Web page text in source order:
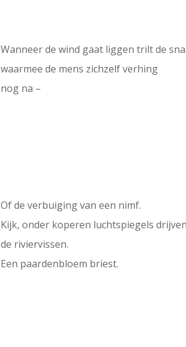
Wanneer de wind gaat liggen trilt de
waarmee de mens zichzelf verhing
nog na –
Of de verbuiging van een nimf.
Kijk, onder koperen luchtspiegels
de riviervissen.
Een paardenbloem briest.